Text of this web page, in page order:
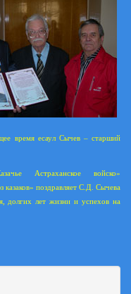
время есаул Сычев – старший
Астраханское войско»
поздравляет С.Д. Сычева
долгих лет жизни и успехов на